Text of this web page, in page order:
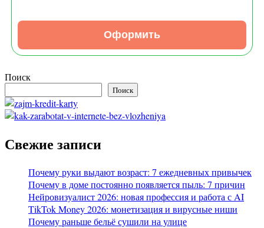
Оформить
Поиск
Поиск
Свежие записи
Почему руки выдают возраст: 7 ежедневных привычек
Почему в доме постоянно появляется пыль: 7 причин
Нейровизуалист 2026: новая профессия и работа с AI
TikTok Money 2026: монетизация и вирусные ниши
Почему раньше бельё сушили на улице